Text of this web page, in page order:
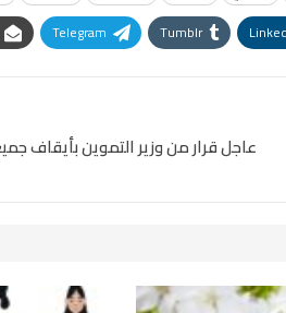
Tumblr
Telegram
عاجل قرار من وزير التموين بأيقاف